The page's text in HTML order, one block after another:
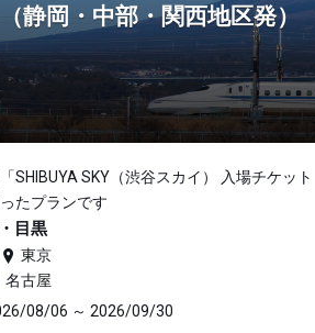
静岡・中部・関西地区発）
SHIBUYA SKY（渋谷スカイ） 入場チケッ
たプランです
目黒
東京
名古屋
08/06 ～ 2026/09/30